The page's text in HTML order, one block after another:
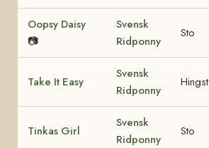
Oopsy Daisy
📷
Svensk
Ridponny
Sto
Take It Easy
Svensk
Ridponny
Hingst
Tinkas Girl
Svensk
Ridponny
Sto